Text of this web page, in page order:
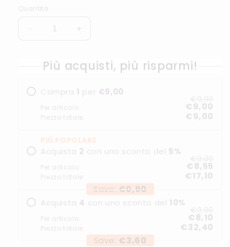
Quantità
Diminuisci
SMART
50PZ
COLORI
ASSORTITI
SMART
FILTER
50PZ
COLORI
ASSORTITI
Più acquisti, più risparmi!
Compra 1 per €9,00
Per articolo: €9,00
Prezzo totale: €9,00
PIÙ POPOLARE
Acquista 2 con uno sconto del 5%
Per articolo: €8,55
Prezzo totale:
€17,10
Save: €0,90
Acquista 4 con uno sconto del 10%
Per articolo: €8,10
Prezzo totale:
€32,40
Save: €3,60